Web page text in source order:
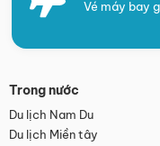
Vé máy bay
Trong nước
Du lịch Nam Du
Du lịch Miền tây